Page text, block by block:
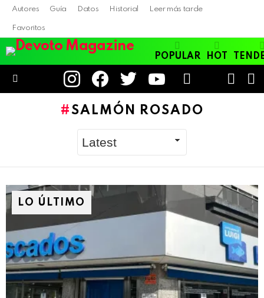
Autores Guía Datos Historial Leer más tarde
Favoritos
POPULAR HOT
instagramfacebooktwitter youtube
SKIN
SALMÓN ROSADO
LO ÚLTIMO